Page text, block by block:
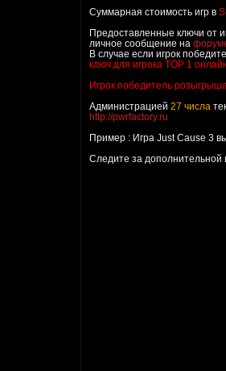
Суммарная стоимость игр в
Предоставленные ключи от
личное сообщение на
В случае если игрок
ключ для игрока TOP 1
Игрок победитель
Администрацией 27 числа
http://pwrfactory.ru
Пример : Игра Just Cause 3
Следите за